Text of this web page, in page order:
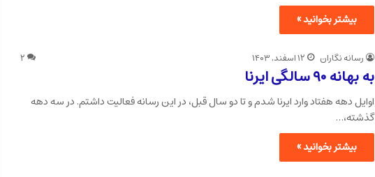
بیشتر بخوانید »
رسانه نگاران ۱۲ اسفند, ۱۴۰۳ ۲
به بهانه ۹۰ سالگی ایرنا
اوایل دهه هفتاد وارد ایرنا شدم و تا دو سال قبل، در این رسانه فعالیت داشتم. در سه دهه
گذشته،…
بیشتر بخوانید »